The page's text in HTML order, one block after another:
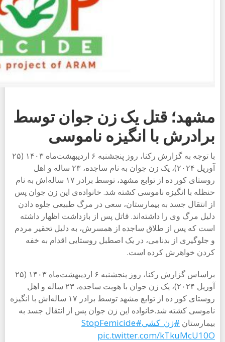
مشهد؛ قتل یک زن جوان توسط
برادرش با انگیزه ناموسی
با توجه به گزارش رکنا، روز پنجشنبه ۶ اردیبهشت‌ماه ۱۴۰۳ (۲۵
آوریل ۲۰۲۴)، یک زن جوان به نام ساجده، ۲۳ ساله و اهل
روستای کور ده از توابع مشهد، توسط برادر ۱۷ ساله‌اش به نام
حنظله با انگیزه ناموسی کشته شد. خانواده‌ی این زن جوان پس
از انتقال جسد به بیمارستان، سعی در مرگ طبیعی جلوه دادن
دلیل مرگ وی را داشته‌اند. قاتل پس از بازداشت اظهار داشته
است که پس از طلاق ساجده از همسرش، به دلیل تحقیر مردم
و جلوگیری از بدنامی، در یک اصطبل روستایی اقدام به خفه
کردن خواهرش کرده است.
براساس گزارش رکنا، روز پنجشنبه ۶ اردیبهشت‌ماه ۱۴۰۳ (۲۵
آوریل ۲۰۲۴)، یک زن جوان با هویت ساجده، ۲۳ ساله و اهل
روستای کور ده از توابع مشهد توسط برادر ۱۷ ساله‌اش با انگیزه
ناموسی کشته شد.خانواده این زن جوان پس از انتقال جسد به
بیمارستان #زن_کشی#StopFemicide
pic.twitter.com/kTkuMcU10O